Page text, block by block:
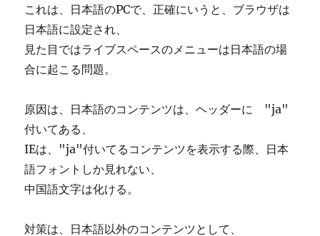
これは、日本語のPCで、正確にいうと、ブラウザは
日本語に設定され、
見た目ではライブスペースのメニューは日本語の場
合に起こる問題。
原因は、日本語のコンテンツは、ヘッダーに "ja"
付いてある、
IEは、"ja"付いてるコンテンツを表示する際、日本
語フォントしか見れない、
中国語文字は化ける。
対策は、日本語以外のコンテンツとして、